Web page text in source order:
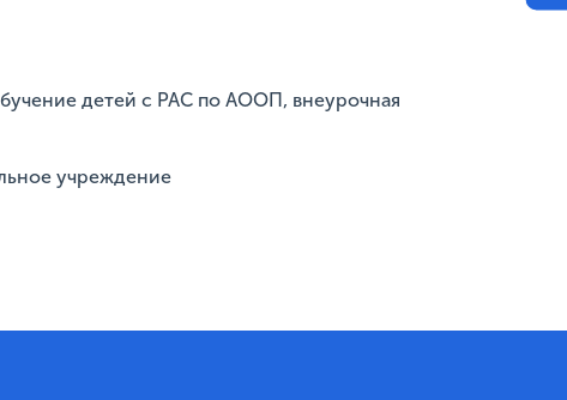
детей с РАС по АООП, внеурочная
учреждение